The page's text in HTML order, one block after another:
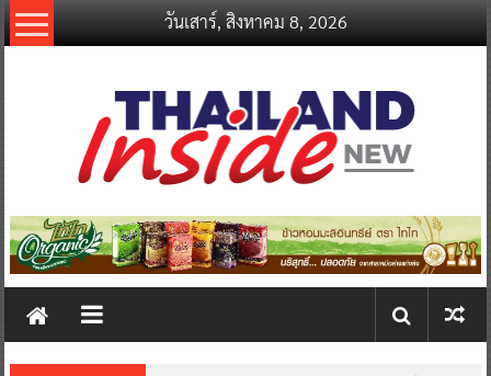
Skip
to
วันเสาร์, สิงหาคม 8, 2026
thailandinsidenew.com
Thailand
New